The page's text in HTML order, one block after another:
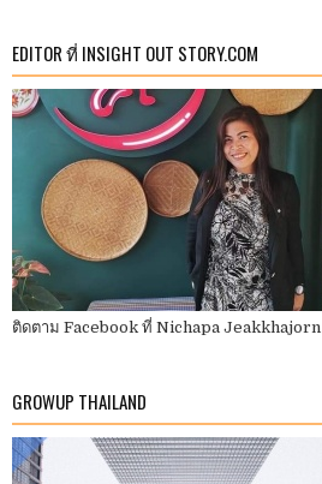
EDITOR ที่ INSIGHT OUT STORY.COM
ติดตาม Facebook ที่ Nichapa Jeakkhajorn
GROWUP THAILAND